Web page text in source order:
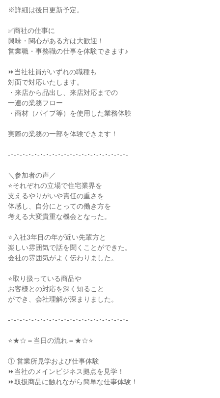
※詳細は後日更新予定。
✅商社の仕事に
興味・関心がある方は大歓迎！
営業職・事務職の仕事を体験できます♪
⏩当社社員がいずれの職種も
対面で対応いたします。
・来店から品出し、来店対応までの
一連の業務フロー
・商材（パイプ等）を使用した業務体験
実際の業務の一部を体験できます！
-･-･-･-･-･-･-･-･-･-･-･-･-･-･-･-･-･-･-･-･-
＼参加者の声／
⭐それぞれの立場で住宅業界を
支えるやりがいや責任の重さを
体感し、自分にとっての働き方を
考える大変貴重な機会となった。
⭐入社3年目の年が近い先輩方と
楽しい雰囲気で話を聞くことができた。
会社の雰囲気がよく伝わりました。
⭐取り扱っている商品や
お客様との対応を深く知ること
ができ、会社理解が深まりました。
-･-･-･-･-･-･-･-･-･-･-･-･-･-･-･-･-･-･-･-･-
⭐★☆＝当日の流れ＝★☆⭐
① 営業所見学および仕事体験
⏩当社のメインビジネス拠点を見学！
⏩取扱商品に触れながら簡単な仕事体験！